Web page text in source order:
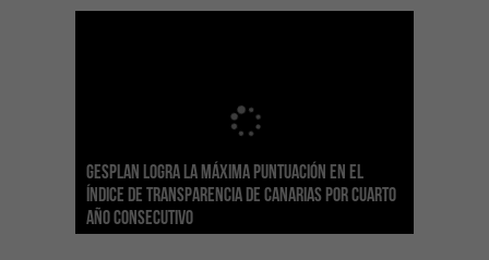
Gesplan logra la máxima puntuación en el
Índice de Transparencia de Canarias por cuarto
año consecutivo
El Gobierno canario concede ayudas del
POSEICAN-Pesca al sector por valor de 7,09 M€
tras aumentar las cuantías
Transición Ecológica coordina con Ashotel su
adhesión a la Red de Refugios Climáticos de
Canarias
Visocan incorpora 170 pisos a su parque de
vivienda protegida en régimen de alquiler
asequible de Tenerife
Sanidad refuerza la capacidad diagnóstica de
los centros de salud con el impulso de la
ecografía clínica
El Gobierno de Canarias convoca el Concurso de
Sal Marina Agrocanarias 2026